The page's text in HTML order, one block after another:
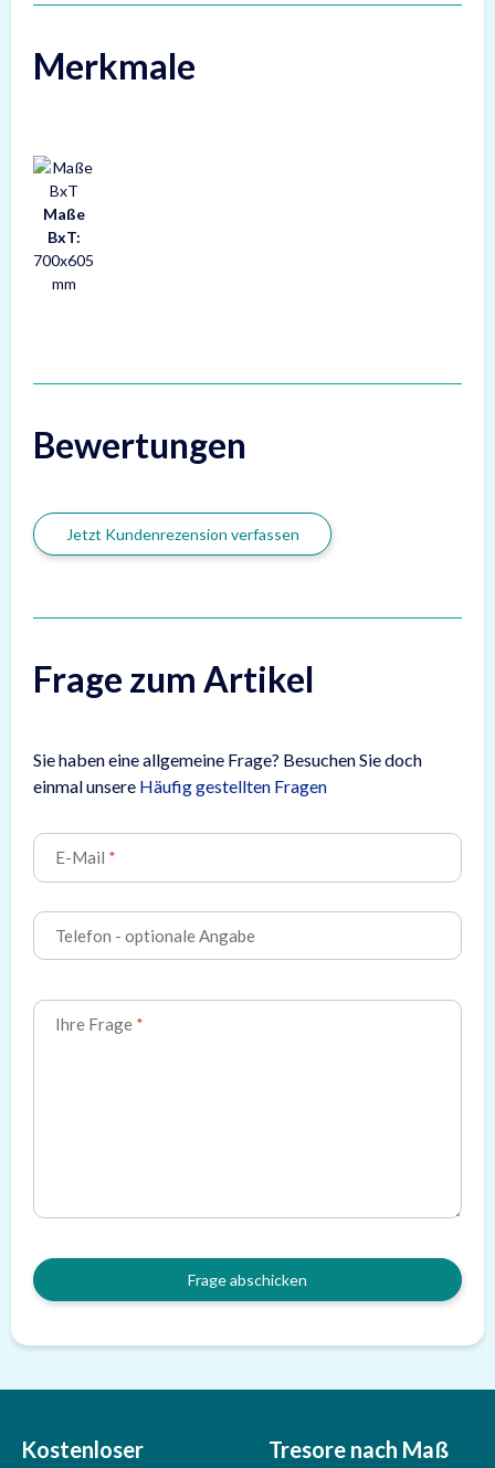
Merkmale
Maße
BxT:
700x605
mm
Bewertungen
Jetzt Kundenrezension verfassen
Frage zum Artikel
Sie haben eine allgemeine Frage? Besuchen Sie doch
einmal unsere Häufig gestellten Fragen
E-Mail
Telefon - optionale Angabe
Ihre Frage
Frage abschicken
Kostenloser
Tresore nach Maß